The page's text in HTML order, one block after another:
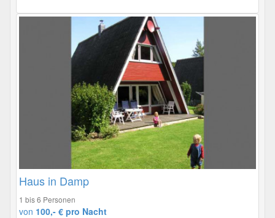
Haus in Damp
1 bis 6 Personen
von 100,- € pro Nacht